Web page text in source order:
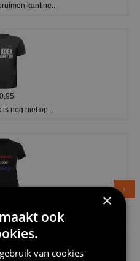
kantine...
nog niet op...
prinses v...
×
ook
van cookies